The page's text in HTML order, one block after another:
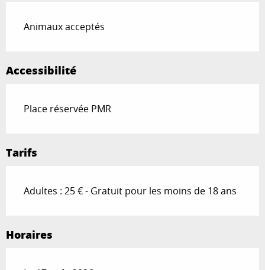
Animaux acceptés
Accessibilité
Place réservée PMR
Tarifs
Adultes : 25 € - Gratuit pour les moins de 18 ans
Horaires